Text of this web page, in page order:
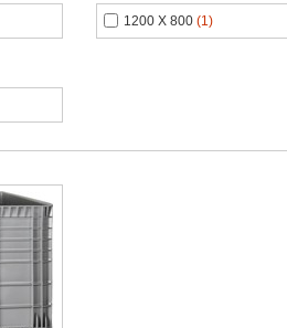
1200 X 800 (1)